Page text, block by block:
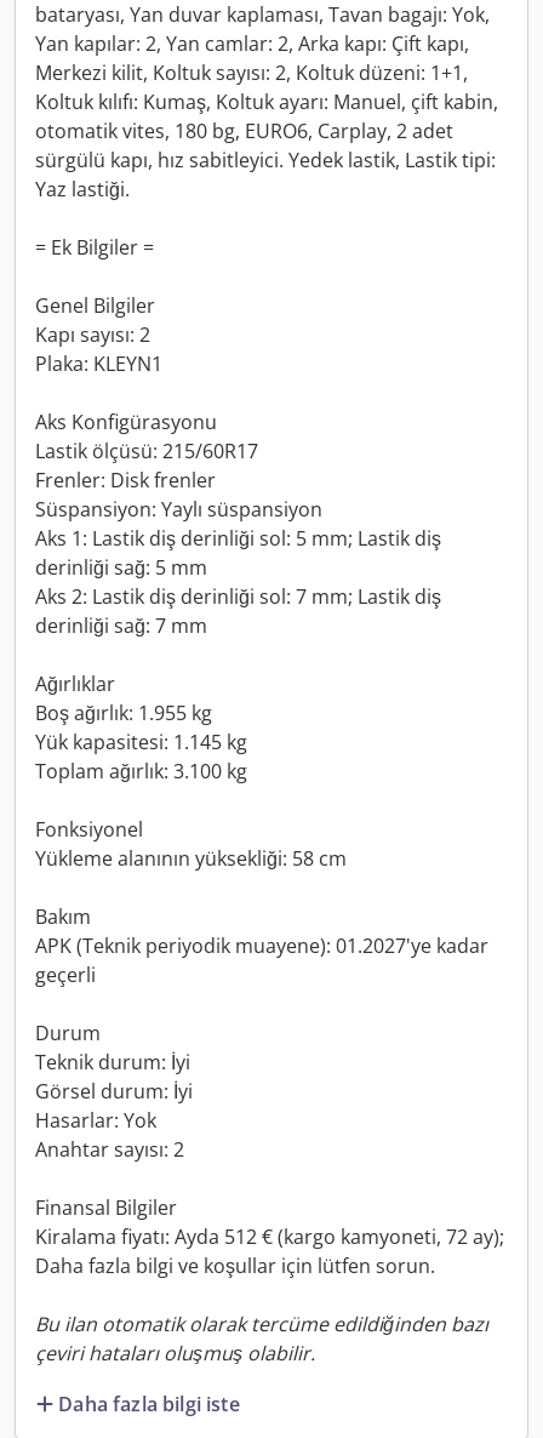
bataryası, Yan duvar kaplaması, Tavan bagajı: Yok,
Yan kapılar: 2, Yan camlar: 2, Arka kapı: Çift kapı,
Merkezi kilit, Koltuk sayısı: 2, Koltuk düzeni: 1+1,
Koltuk kılıfı: Kumaş, Koltuk ayarı: Manuel, çift kabin,
otomatik vites, 180 bg, EURO6, Carplay, 2 adet
sürgülü kapı, hız sabitleyici. Yedek lastik, Lastik tipi:
Yaz lastiği.
= Ek Bilgiler =
Genel Bilgiler
Kapı sayısı: 2
Plaka: KLEYN1
Aks Konfigürasyonu
Lastik ölçüsü: 215/60R17
Frenler: Disk frenler
Süspansiyon: Yaylı süspansiyon
Aks 1: Lastik diş derinliği sol: 5 mm; Lastik diş
derinliği sağ: 5 mm
Aks 2: Lastik diş derinliği sol: 7 mm; Lastik diş
derinliği sağ: 7 mm
Ağırlıklar
Boş ağırlık: 1.955 kg
Yük kapasitesi: 1.145 kg
Toplam ağırlık: 3.100 kg
Fonksiyonel
Yükleme alanının yüksekliği: 58 cm
Bakım
APK (Teknik periyodik muayene): 01.2027'ye kadar
geçerli
Durum
Teknik durum: İyi
Görsel durum: İyi
Hasarlar: Yok
Anahtar sayısı: 2
Finansal Bilgiler
Kiralama fiyatı: Ayda 512 € (kargo kamyoneti, 72 ay);
Daha fazla bilgi ve koşullar için lütfen sorun.
Bu ilan otomatik olarak tercüme edildiğinden bazı
çeviri hataları oluşmuş olabilir.
Daha fazla bilgi iste